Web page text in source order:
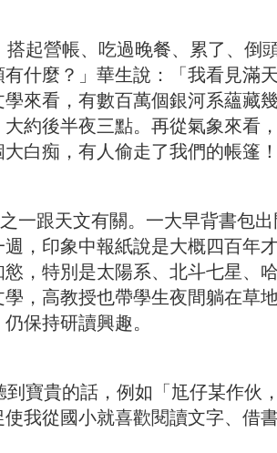
營帳、吃過晚餐、累了、倒
什麼？」華生說：「我看見滿天
來看，有數百萬個銀河系蘊藏
約後半夜三點。再從氣象來看
白痴，有人偷走了我們的帳篷！
跟天文有關。一大早背書包出
，印象中報紙說是大概四百年
，特別是太陽系、北斗七星、
，高教授也帶學生夜間躺在草
保持研讀興趣。
寶貴的話，例如「尪仔某作伙
我從國小就喜歡閱讀文字、借